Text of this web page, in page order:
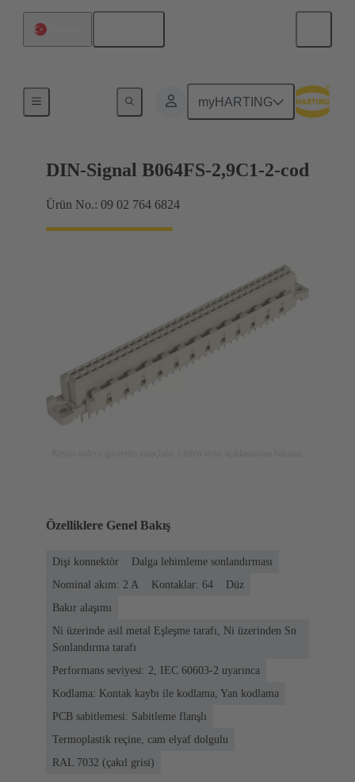
myHARTING
Anakarttan ek karta bağlantı
DIN-Signal B064FS-2,9C1-2-cod
Ürün No.: 09 02 764 6824
Özelliklere Genel Bakış
Dişi konnektör
Dalga lehimleme sonlandırması
Nominal akım: ‌2 A
Kontaklar: 64
Düz
Bakır alaşımı
Ni üzerinde asil metal Eşleşme tarafı, Ni üzerinden Sn
Sonlandırma tarafı
Performans seviyesi: 2, IEC 60603-2 uyarınca
Kodlama: Kontak kaybı ile kodlama, Yan kodlama
PCB sabitlemesi: Sabitleme flanşlı
Termoplastik reçine, cam elyaf dolgulu
RAL 7032 (çakıl grisi)